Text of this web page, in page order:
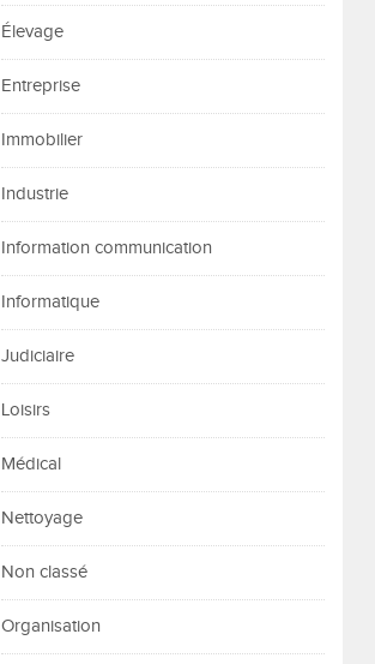
Élevage
Entreprise
Immobilier
Industrie
Information communication
Informatique
Judiciaire
Loisirs
Médical
Nettoyage
Non classé
Organisation